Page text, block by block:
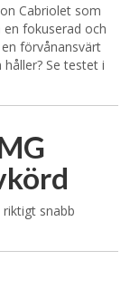
Cabriolet som
en fokuserad och
förvånansvärt
Se testet i
snabb